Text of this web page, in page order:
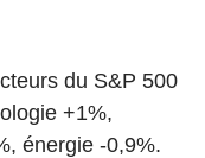
du S&P 500
+1%,
énergie -0,9%.